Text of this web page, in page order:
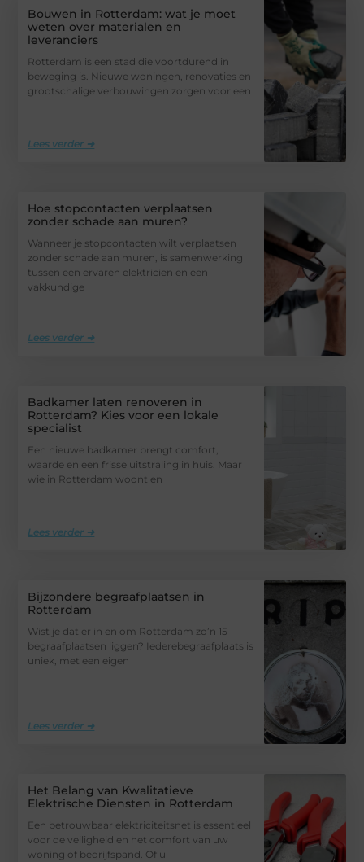
Bouwen in Rotterdam: wat je moet
weten over materialen en
leveranciers
Rotterdam is een stad die voortdurend in
beweging is. Nieuwe woningen, renovaties en
grootschalige verbouwingen zorgen voor een
Lees verder ➜
Hoe stopcontacten verplaatsen
zonder schade aan muren?
Wanneer je stopcontacten wilt verplaatsen
zonder schade aan muren, is samenwerking
tussen een ervaren elektricien en een
vakkundige
Lees verder ➜
Badkamer laten renoveren in
Rotterdam? Kies voor een lokale
specialist
Een nieuwe badkamer brengt comfort,
waarde en een frisse uitstraling in huis. Maar
wie in Rotterdam woont en
Lees verder ➜
Bijzondere begraafplaatsen in
Rotterdam
Wist je dat er in en om Rotterdam zo’n 15
begraafplaatsen liggen? Iederebegraafplaats is
uniek, met een eigen
Lees verder ➜
Het Belang van Kwalitatieve
Elektrische Diensten in Rotterdam
Een betrouwbaar elektriciteitsnet is essentieel
voor de veiligheid en het comfort van uw
woning of bedrijfspand. Of u